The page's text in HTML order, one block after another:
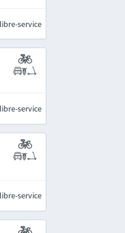
service
service
service